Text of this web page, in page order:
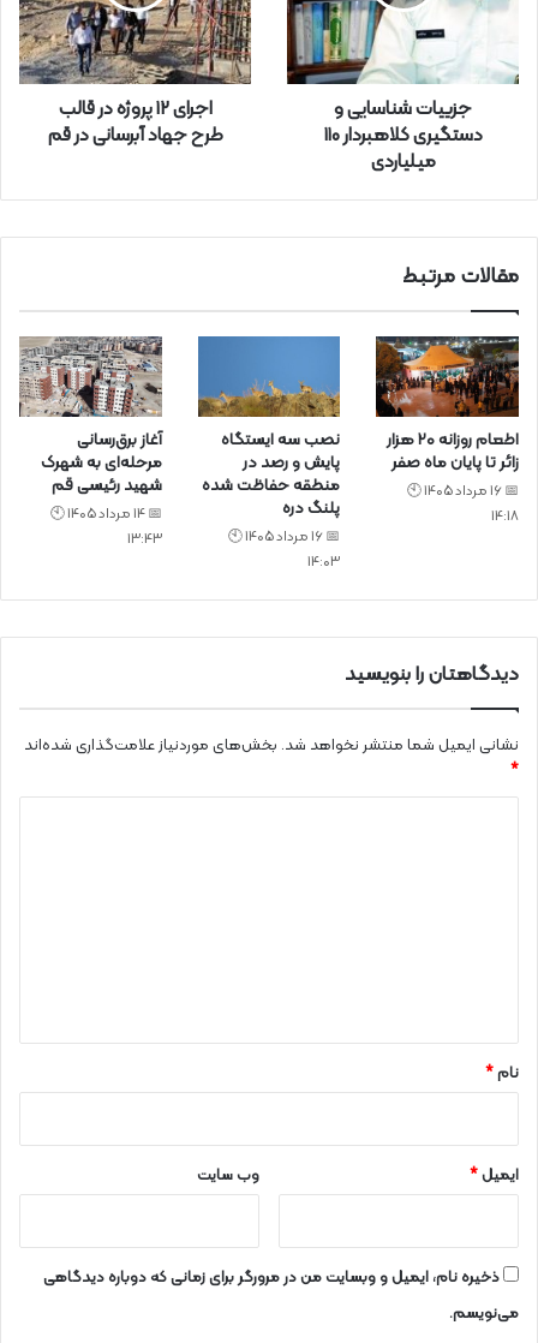
ا
ر
جزییات شناسایی و
دستگیری کلاهبردار ۱۱۰
میلیاردی
اجرای 12 پروژه در قالب
طرح جهاد آبرسانی در قم
مقالات مرتبط
اطعام روزانه ۲۰ هزار
زائر تا پایان ماه صفر
📅 16 مرداد 1405 🕙
14:18
نصب سه ایستگاه
پایش و رصد در
منطقه حفاظت شده
پلنگ دره
📅 16 مرداد 1405 🕙
14:03
آغاز برق‌رسانی
مرحله‌ای به شهرک
شهید رئیسی قم
📅 14 مرداد 1405 🕙
13:43
دیدگاهتان را بنویسید
نشانی ایمیل شما منتشر نخواهد شد. بخش‌های موردنیاز علامت‌گذاری شده‌اند
*
نام*
ایمیل* وب‌ سایت
ذخیره نام، ایمیل و وبسایت من در مرورگر برای زمانی که دوباره دیدگاهی
می‌نویسم.